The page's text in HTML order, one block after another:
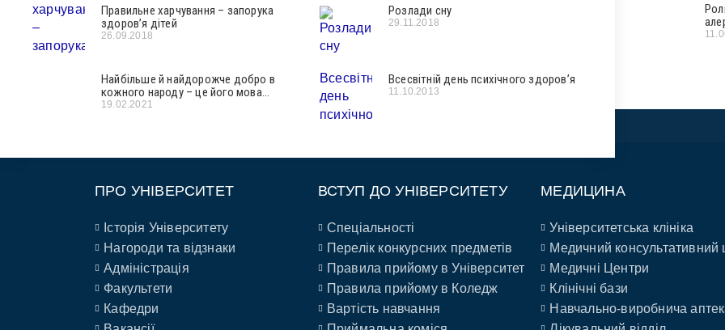
Правильне харчування – запорука
здоров’я дітей
26.09.2018
Розлади cну
29.11.2018
Найбільше й найдорожче добро в
кожного народу – це його мова…
19.02.2021
Всесвітній день психічного здоров’я
11.10.2013
ПРО УНІВЕРСИТЕТ
Історія Університету
Нагороди та відзнаки
Адміністрація
Факультети
Кафедри
ВСТУП ДО УНІВЕРСИТЕТУ
Спеціальності
Перелік конкурсних предметів
Правила прийому в Університет
Правила прийому в Коледж
Вартість навчання
МЕДИЦИНА
Університетська клініка
Медичний консультативний
Медичні Центри
Клінічні бази
Навчально-виробнича